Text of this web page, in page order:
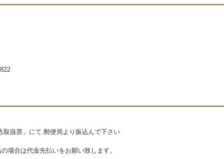
扱票」にて.郵便局より振込んで下さい
場合は代金先払いをお願い致します。